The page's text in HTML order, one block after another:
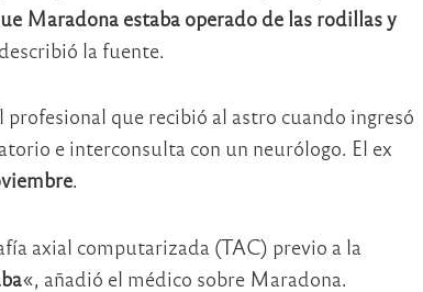
Maradona estaba operado de las rodillas y
la fuente.
que recibió al astro cuando ingresó
e interconsulta con un neurólogo. El ex
.
axial computarizada (TAC) previo a la
«, añadió el médico sobre Maradona.